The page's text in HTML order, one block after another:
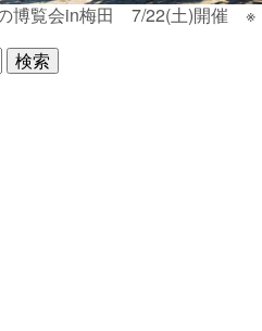
の博覧会in梅田 7/22(土)開催 ※